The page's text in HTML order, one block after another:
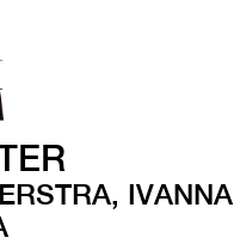
IVANNA